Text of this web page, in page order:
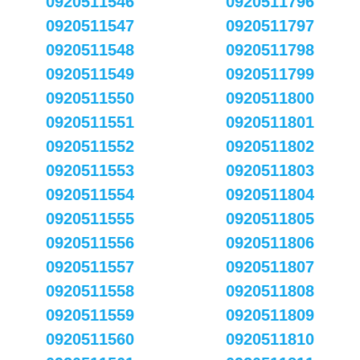
0920511547
0920511548
0920511549
0920511550
0920511551
0920511552
0920511553
0920511554
0920511555
0920511556
0920511557
0920511558
0920511559
0920511560
0920511797
0920511798
0920511799
0920511800
0920511801
0920511802
0920511803
0920511804
0920511805
0920511806
0920511807
0920511808
0920511809
0920511810